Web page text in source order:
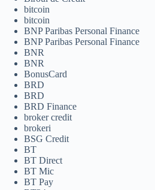
bitcoin
bitcoin
BNP Paribas Personal Finance
BNP Paribas Personal Finance
BNR
BNR
BonusCard
BRD
BRD
BRD Finance
broker credit
brokeri
BSG Credit
BT
BT Direct
BT Mic
BT Pay